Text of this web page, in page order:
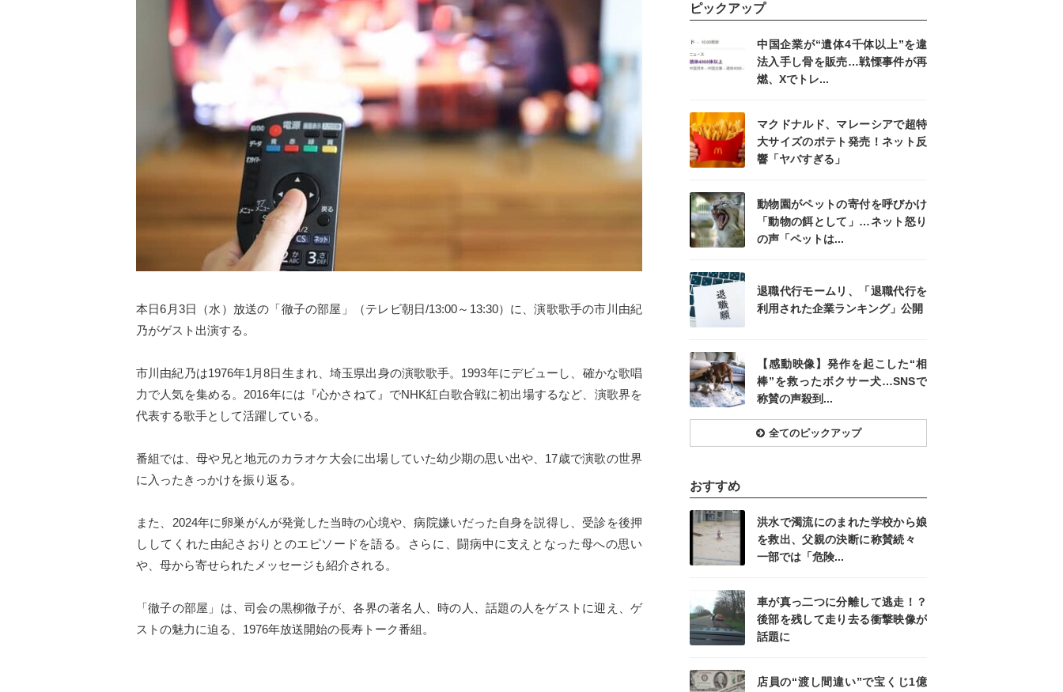
本日6月3日（水）放送の「徹子の部屋」（テレビ朝日/13:00～13:30）に、演歌歌手の市川由紀
乃がゲスト出演する。
市川由紀乃は1976年1月8日生まれ、埼玉県出身の演歌歌手。1993年にデビューし、確かな歌唱
力で人気を集める。2016年には『心かさねて』でNHK紅白歌合戦に初出場するなど、演歌界を
代表する歌手として活躍している。
番組では、母や兄と地元のカラオケ大会に出場していた幼少期の思い出や、17歳で演歌の世界
に入ったきっかけを振り返る。
また、2024年に卵巣がんが発覚した当時の心境や、病院嫌いだった自身を説得し、受診を後押
ししてくれた由紀さおりとのエピソードを語る。さらに、闘病中に支えとなった母への思い
や、母から寄せられたメッセージも紹介される。
「徹子の部屋」は、司会の黒柳徹子が、各界の著名人、時の人、話題の人をゲストに迎え、ゲ
ストの魅力に迫る、1976年放送開始の長寿トーク番組。
ピックアップ
中国企業が“遺体4千体以上”を違
法入手し骨を販売…戦慄事件が再
燃、Xでトレ...
マクドナルド、マレーシアで超特
大サイズのポテト発売！ネット反
響「ヤバすぎる」
動物園がペットの寄付を呼びかけ
「動物の餌として」…ネット怒り
の声「ペットは...
退職代行モームリ、「退職代行を
利用された企業ランキング」公開
記事を読む
【感動映像】発作を起こした“相
棒”を救ったボクサー犬…SNSで
称賛の声殺到...
全てのピックアップ
おすすめ
洪水で濁流にのまれた学校から娘
を救出、父親の決断に称賛続々
一部では「危険...
車が真っ二つに分離して逃走！？
後部を残して走り去る衝撃映像が
話題に
店員の“渡し間違い”で宝くじ1億